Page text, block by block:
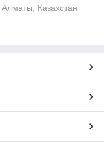
Казахстан